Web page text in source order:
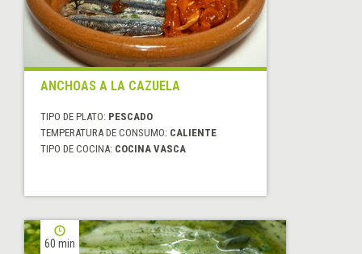
ANCHOAS A LA CAZUELA
TIPO DE PLATO: PESCADO
TEMPERATURA DE CONSUMO: CALIENTE
TIPO DE COCINA: COCINA VASCA
60 min